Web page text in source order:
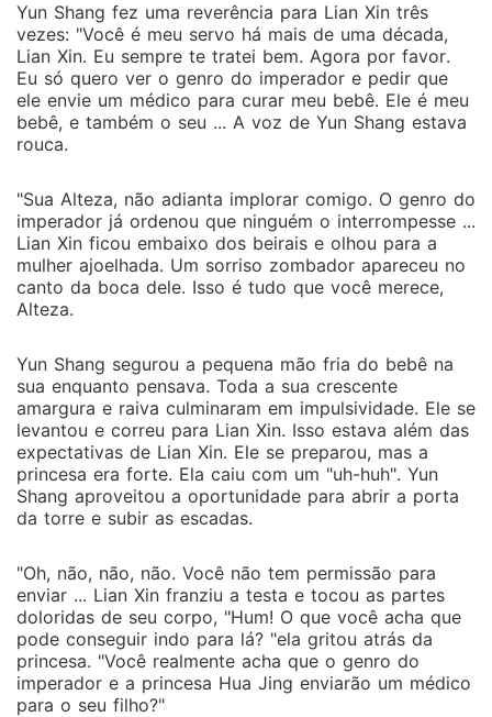
Yun Shang fez uma reverência para Lian Xin três
vezes: "Você é meu servo há mais de uma década,
Lian Xin. Eu sempre te tratei bem. Agora por favor.
Eu só quero ver o genro do imperador e pedir que
ele envie um médico para curar meu bebê. Ele é meu
bebê, e também o seu ... A voz de Yun Shang estava
rouca.
"Sua Alteza, não adianta implorar comigo. O genro do
imperador já ordenou que ninguém o interrompesse ...
Lian Xin ficou embaixo dos beirais e olhou para a
mulher ajoelhada. Um sorriso zombador apareceu no
canto da boca dele. Isso é tudo que você merece,
Alteza.
Yun Shang segurou a pequena mão fria do bebê na
sua enquanto pensava. Toda a sua crescente
amargura e raiva culminaram em impulsividade. Ele se
levantou e correu para Lian Xin. Isso estava além das
expectativas de Lian Xin. Ele se preparou, mas a
princesa era forte. Ela caiu com um "uh-huh". Yun
Shang aproveitou a oportunidade para abrir a porta
da torre e subir as escadas.
"Oh, não, não, não. Você não tem permissão para
enviar ... Lian Xin franziu a testa e tocou as partes
doloridas de seu corpo, "Hum! O que você acha que
pode conseguir indo para lá? "ela gritou atrás da
princesa. "Você realmente acha que o genro do
imperador e a princesa Hua Jing enviarão um médico
para o seu filho?"